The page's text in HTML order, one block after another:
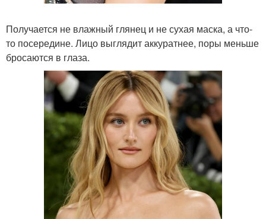
Получается не влажный глянец и не сухая маска, а что-
то посередине. Лицо выглядит аккуратнее, поры меньше
бросаются в глаза.